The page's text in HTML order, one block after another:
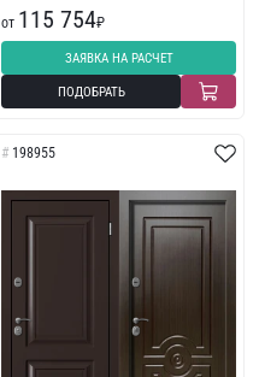
от 115 754₽
ЗАЯВКА НА РАСЧЕТ
ПОДОБРАТЬ
198955